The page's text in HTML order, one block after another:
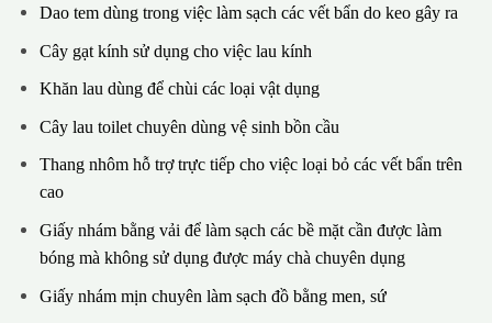
Dao tem dùng trong việc làm sạch các vết bẩn do keo gây ra
Cây gạt kính sử dụng cho việc lau kính
Khăn lau dùng để chùi các loại vật dụng
Cây lau toilet chuyên dùng vệ sinh bồn cầu
Thang nhôm hỗ trợ trực tiếp cho việc loại bỏ các vết bẩn trên
cao
Giấy nhám bằng vải để làm sạch các bề mặt cần được làm
bóng mà không sử dụng được máy chà chuyên dụng
Giấy nhám mịn chuyên làm sạch đồ bằng men, sứ